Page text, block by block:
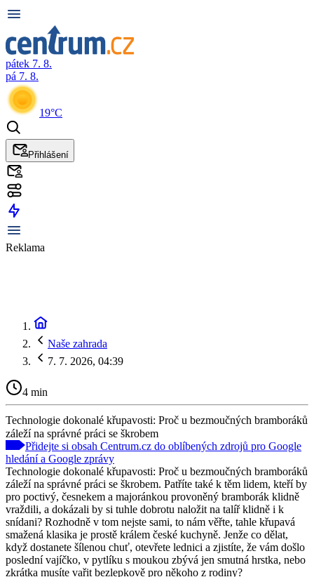
pátek 7. 8.
pá 7. 8.
19°C
Přihlášení
Reklama
Naše zahrada
7. 7. 2026, 04:39
4 min
Technologie dokonalé křupavosti: Proč u bezmoučných bramboráků
záleží na správné práci se škrobem
Přidejte si obsah Centrum.cz do oblíbených zdrojů pro Google
hledání a Google zprávy
Technologie dokonalé křupavosti: Proč u bezmoučných bramboráků
záleží na správné práci se škrobem. Patříte také k těm lidem, kteří by
pro poctivý, česnekem a majoránkou provoněný bramborák klidně
vraždili, a dokázali by si tuhle dobrotu naložit na talíř klidně i k
snídani? Rozhodně v tom nejste sami, to nám věřte, tahle křupavá
smažená klasika je prostě králem české kuchyně. Jenže co dělat,
když dostanete šílenou chuť, otevřete lednici a zjistíte, že vám došlo
poslední vajíčko, v pytlíku s moukou zbývá jen smutná hrstka, nebo
zkrátka musíte vařit bezlepkově pro někoho z rodiny?